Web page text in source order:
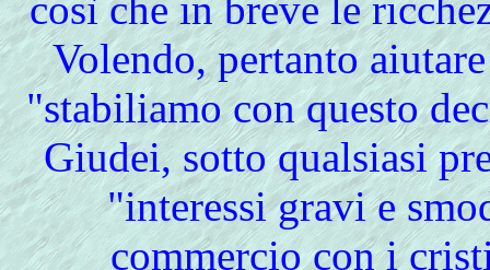
Volendo, pertanto
"stabiliamo con questo
Giudei, sotto qualsiasi
"interessi gravi e
commercio con i